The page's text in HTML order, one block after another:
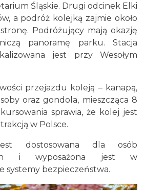
Śląskie. Drugi odcinek Elki
a podróż kolejką zajmie około
Podróżujący mają okazję
panoramę parku. Stacja
jest przy Wesołym
przejazdu koleją – kanapą,
oraz gondola, mieszcząca 8
sprawia, że kolej jest
w Polsce.
dostosowana dla osób
i wyposażona jest w
systemy bezpieczeństwa.